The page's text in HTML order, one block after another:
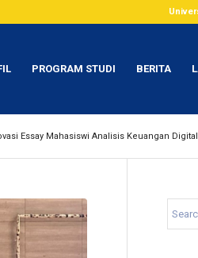
PROGRAM STUDI BERITA
Essay Mahasiswi Analisis Keuangan